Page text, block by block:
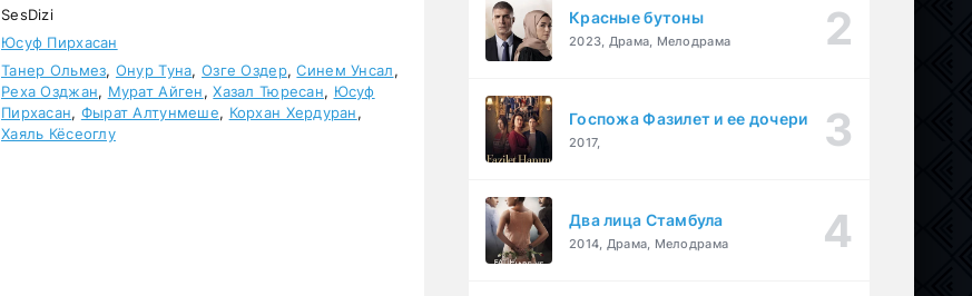
SesDizi
Юсуф Пирхасан
Танер Ольмез, Онур Туна,Озге Оздер,Синем Унсал,
Реха Озджан, Мурат Айген,Хазал Тюресан, Юсуф
Пирхасан, Фырат Алтунмеше, Корхан Хердуран,
Хаяль Кёсеоглу
Красные бутоны
2023, Драма, Мелодрама
Госпожа Фазилет и ее дочери
2017,
Два лица Стамбула
2014, Драма, Мелодрама